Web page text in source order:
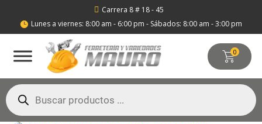
 Carrera 8 # 18 - 45
 Lunes a viernes: 8:00 am - 6:00 pm - Sábados: 8:00 am - 3:00 pm
0
Búsqueda
de
productos